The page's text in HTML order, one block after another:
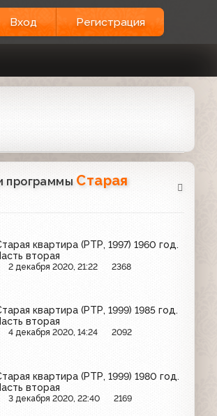
Вход Регистрация
программы Старая
квартира (РТР, 1997) 1960 год.
вторая
2 декабря 2020, 21:22 2368
квартира (РТР, 1999) 1985 год.
вторая
4 декабря 2020, 14:24 2092
квартира (РТР, 1999) 1980 год.
вторая
3 декабря 2020, 22:40 2169